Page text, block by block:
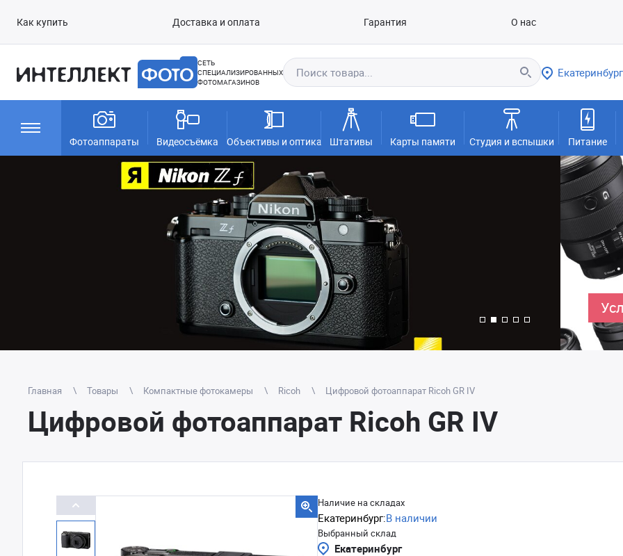
Как купить Доставка и оплата Гарантия О нас
СЕТЬ
СПЕЦИАЛИЗИРОВАННЫХ
ФОТОМАГАЗИНОВ
Екатеринбург
Фотоаппараты Видеосъёмка Объективы и оптика Штативы Карты памяти Студия и вспышки Питание
Главная Товары Компактные фотокамеры Ricoh Цифровой фотоаппарат Ricoh GR IV
Цифровой фотоаппарат Ricoh GR IV
Наличие на складах
Екатеринбург:В наличии
Выбранный склад
Екатеринбург